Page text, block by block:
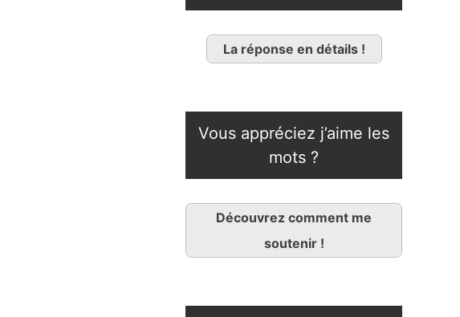
La réponse en détails !
Vous appréciez j’aime les
mots ?
Découvrez comment me
soutenir !